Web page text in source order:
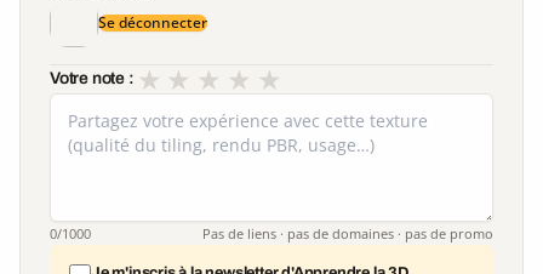
Se déconnecter
Votre note : ★
★
★
★
★
0/1000 Pas de liens · pas de domaines · pas de promo